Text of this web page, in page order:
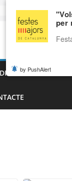
– AGENDA
per
by PushAlert